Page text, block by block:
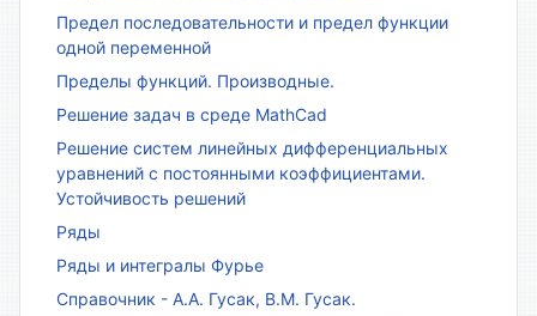
Предел последовательности и предел функции
одной переменной
Пределы функций. Производные.
Решение задач в среде MathCad
Решение систем линейных дифференциальных
уравнений с постоянными коэффициентами.
Устойчивость решений
Ряды
Ряды и интегралы Фурье
Справочник - А.А. Гусак, В.М. Гусак.